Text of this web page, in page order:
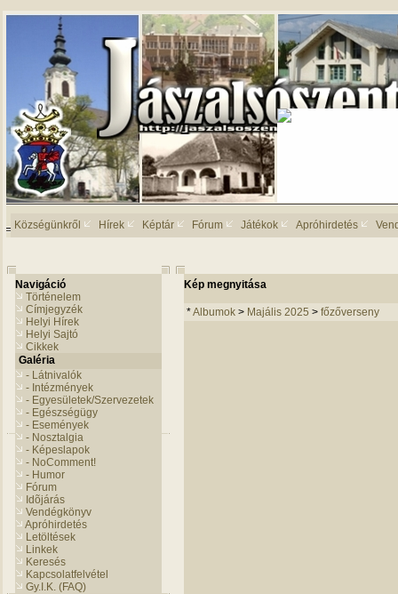
Községünkről Hírek Képtár Fórum Játékok Apróhirdetés
Navigáció
Történelem
Címjegyzék
Helyi Hírek
Helyi Sajtó
Cikkek
Galéria
- Látnivalók
- Intézmények
- Egyesületek/Szervezetek
- Egészségügy
- Események
- Nosztalgia
- Képeslapok
- NoComment!
- Humor
Fórum
Idõjárás
Vendégkönyv
Apróhirdetés
Letöltések
Linkek
Keresés
Kapcsolatfelvétel
Gy.I.K. (FAQ)
Kép megnyitása
*Albumok > Majális 2025 > főzőverseny